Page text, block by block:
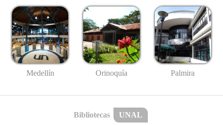
Medellín Orinoquía Palmira
Bibliotecas UNAL